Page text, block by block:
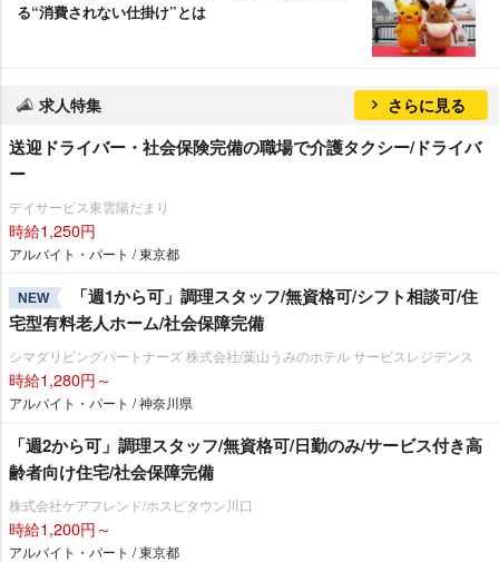
る“消費されない仕掛け”とは
求人特集 さらに見る
送迎ドライバー・社会保険完備の職場で介護タクシー/ドライバ
ー
デイサービス東雲陽だまり
時給1,250円
アルバイト・パート / 東京都
NEW
「週1から可」調理スタッフ/無資格可/シフト相談可/住
宅型有料老人ホーム/社会保障完備
シマダリビングパートナーズ 株式会社/葉山うみのホテル サービスレジデンス
時給1,280円～
アルバイト・パート / 神奈川県
「週2から可」調理スタッフ/無資格可/日勤のみ/サービス付き高
齢者向け住宅/社会保障完備
株式会社ケアフレンド/ホスピタウン川口
時給1,200円～
アルバイト・パート / 東京都